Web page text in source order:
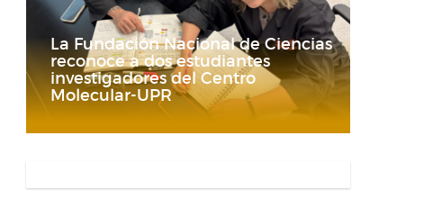
La Fundación Nacional de Ciencias
reconoce a dos estudiantes
investigadores del Centro
Molecular-UPR